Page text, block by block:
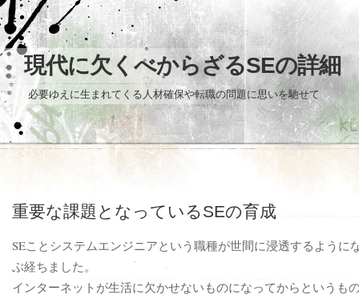
現代に欠くべからざるSEの詳細
必要ゆえに生まれてくる人材確保や転職の問題に思いを馳せて
重要な課題となっているSEの育成
SEことシステムエンジニアという職種が世間に浸透するように
ぶ経ちました。
インターネットが生活に欠かせないものになってからというも